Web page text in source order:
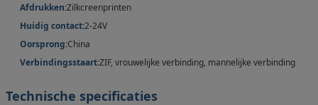
Afdrukken:Zilkcreenprinten
Huidig contact:2-24V
Oorsprong:China
Verbindingsstaart:ZIF, vrouwelijke verbinding, mannelijke verbinding
Technische specificaties